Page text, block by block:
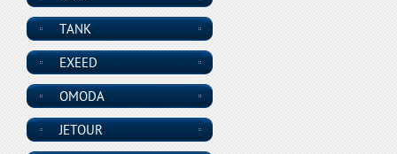
TANK
EXEED
OMODA
JETOUR